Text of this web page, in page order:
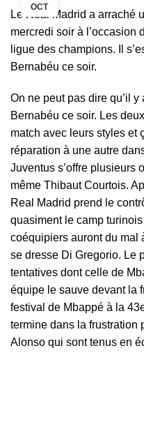
OCT
Le Real Madrid a arraché
mercredi soir à l’occasion
ligue des champions. Il
Bernabéu ce soir.
On ne peut pas dire qu’il
Bernabéu ce soir. Les
match avec leurs styles et
réparation à une autre
Juventus s’offre plusieurs
même Thibaut Courtois.
Real Madrid prend le
quasiment le camp
coéquipiers auront du mal
se dresse Di Gregorio. Le
tentatives dont celle de
équipe le sauve devant la
festival de Mbappé à la
termine dans la frustration
Alonso qui sont tenus en